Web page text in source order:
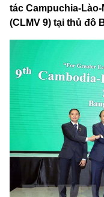
tác Campuchia-
(CLMV 9) tại thủ đô